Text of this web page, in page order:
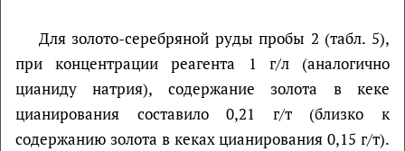
Для золото-серебряной руды пробы 2 (табл. 5),
при концентрации реагента 1 г/л (аналогично
цианиду натрия), содержание золота в кеке
цианирования составило 0,21 г/т (близко к
содержанию золота в кеках цианирования 0,15 г/т).